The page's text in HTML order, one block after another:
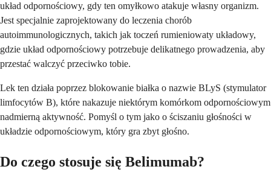
układ odpornościowy, gdy ten omyłkowo atakuje własny organizm.
Jest specjalnie zaprojektowany do leczenia chorób
autoimmunologicznych, takich jak toczeń rumieniowaty układowy,
gdzie układ odpornościowy potrzebuje delikatnego prowadzenia, aby
przestać walczyć przeciwko tobie.
Lek ten działa poprzez blokowanie białka o nazwie BLyS (stymulator
limfocytów B), które nakazuje niektórym komórkom odpornościowym
nadmierną aktywność. Pomyśl o tym jako o ściszaniu głośności w
układzie odpornościowym, który gra zbyt głośno.
Do czego stosuje się Belimumab?